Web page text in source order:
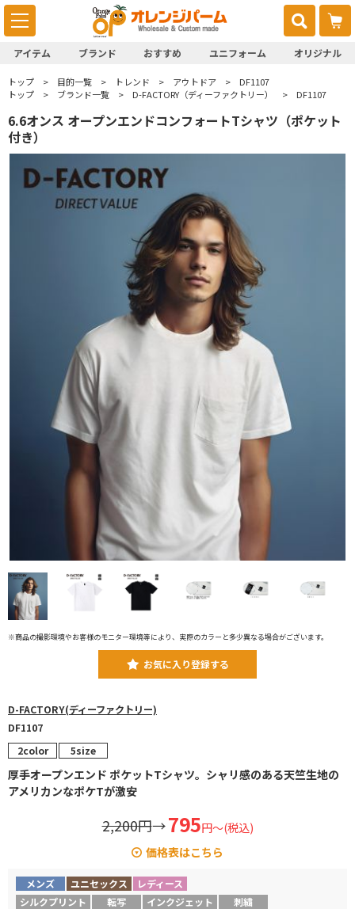
アイテム ブランド おすすめ ユニフォーム オリジナル
トップ 目的一覧 トレンド アウトドア
DF1107
トップ
ブランド一覧 D-FACTORY（ディーファクトリー） DF1107
6.6オンス オープンエンドコンフォートTシャツ（ポケット
付き）
※商品の撮影環境やお客様のモニター環境等により、実際のカラーと多少異なる場合がございます。
お気に入り登録する
D-FACTORY(ディーファクトリー)
DF1107
2color 5size
厚手オープンエンド ポケットTシャツ。シャリ感のある天竺生地の
アメリカンなポケTが激安
2,200円→795円～(税込)
価格表はこちら
カラー サイズ
メンズ ユニセックス
レディース
シルクプリント
転写 インクジェット 刺繍